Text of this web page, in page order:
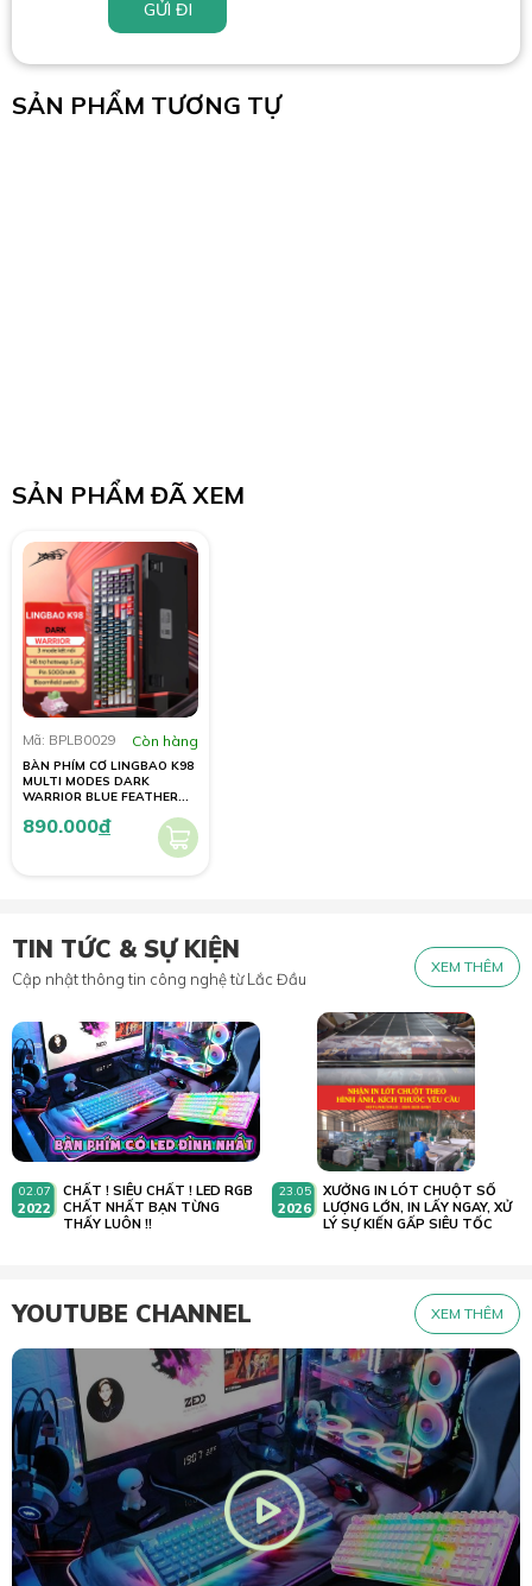
GỬI ĐI
SẢN PHẨM TƯƠNG TỰ
SẢN PHẨM ĐÃ XEM
Mã: BPLB0029 Còn hàng
BÀN PHÍM CƠ LINGBAO K98
MULTI MODES DARK
WARRIOR BLUE FEATHER
890.000đ
TIN TỨC & SỰ KIỆN
Cập nhật thông tin công nghệ từ Lắc Đầu
XEM THÊM
02.07
2022
CHẤT ! SIÊU CHẤT ! LED RGB
CHẤT NHẤT BẠN TỪNG
THẤY LUÔN !!
23.05
2026
XƯỞNG IN LÓT CHUỘT SỐ
LƯỢNG LỚN, IN LẤY NGAY, XỬ
LÝ SỰ KIẾN GẤP SIÊU TỐC
YOUTUBE CHANNEL XEM THÊM